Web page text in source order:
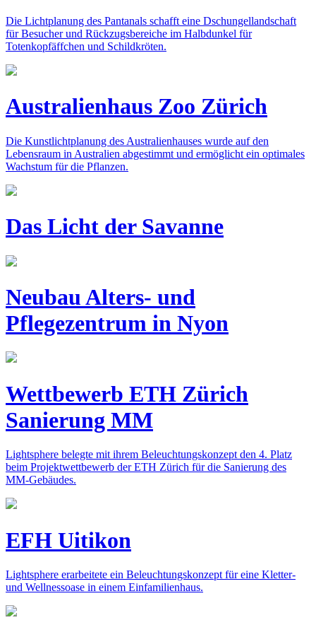
Die Lichtplanung des Pantanals schafft eine Dschungellandschaft
für Besucher und Rückzugsbereiche im Halbdunkel für
Totenkopfäffchen und Schildkröten.
Australienhaus Zoo Zürich
Die Kunstlichtplanung des Australienhauses wurde auf den
Lebensraum in Australien abgestimmt und ermöglicht ein optimales
Wachstum für die Pflanzen.
Das Licht der Savanne
Neubau Alters- und
Pflegezentrum in Nyon
Wettbewerb ETH Zürich
Sanierung MM
Lightsphere belegte mit ihrem Beleuchtungskonzept den 4. Platz
beim Projektwettbewerb der ETH Zürich für die Sanierung des
MM-Gebäudes.
EFH Uitikon
Lightsphere erarbeitete ein Beleuchtungskonzept für eine Kletter-
und Wellnessoase in einem Einfamilienhaus.